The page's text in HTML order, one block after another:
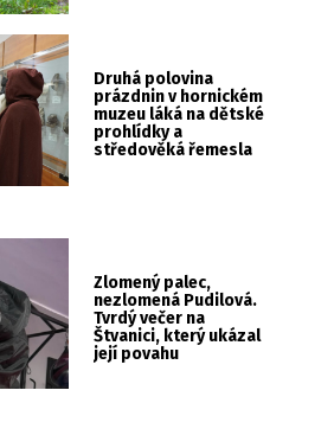
Druhá polovina
prázdnin v hornickém
muzeu láká na dětské
prohlídky a
středověká řemesla
Zlomený palec,
nezlomená Pudilová.
Tvrdý večer na
Štvanici, který ukázal
její povahu